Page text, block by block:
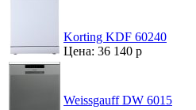
Korting KDF 60240
Цена: 36 140 р
Weissgauff DW 6015